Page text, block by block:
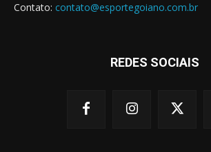
Contato: contato@esportegoiano.com.br
REDES SOCIAIS